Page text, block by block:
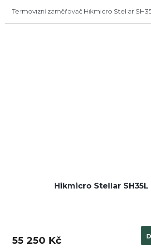
Termovizní zaměřovač Hikmicro Stellar
Hikmicro Stellar SH35L
55 250 Kč